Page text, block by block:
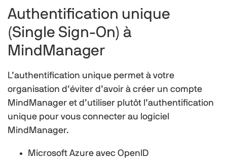
Authentification unique
(Single Sign-On) à
MindManager
L’authentification unique permet à votre
organisation d’éviter d’avoir à créer un compte
MindManager et d’utiliser plutôt l’authentification
unique pour vous connecter au logiciel
MindManager.
Microsoft Azure avec OpenID